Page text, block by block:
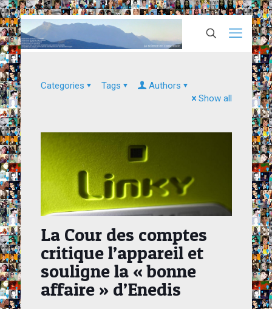
Categories Tags
Authors
Show all
La Cour des comptes
critique l’appareil et
souligne la « bonne
affaire » d’Enedis